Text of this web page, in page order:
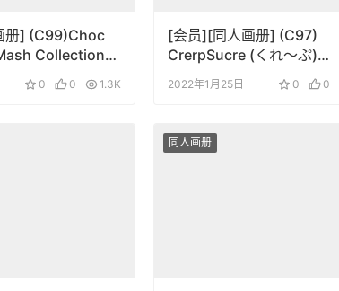
册] (C99)Choc
Collections
0 0 1.3K
[会员][同人画册] (C97)
CrerpSucre (くれ～ぷ)
CrerpSucre vol.04[DL版]
2022年1月25日 0 0
同人画册